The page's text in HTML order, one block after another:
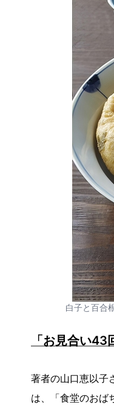
白子と百合
「お見合い
著者の山口恵以子
は、「食堂のおば